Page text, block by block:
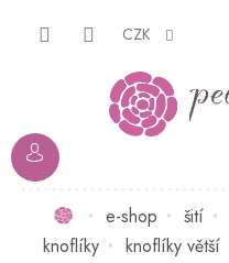
CZK
Domůe-shop šití
knoflíky
knoflíky větší